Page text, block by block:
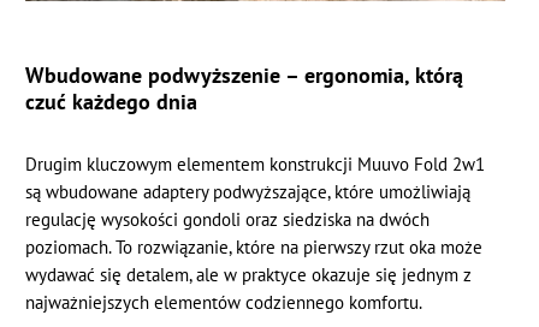
Wbudowane podwyższenie – ergonomia, którą
czuć każdego dnia
Drugim kluczowym elementem konstrukcji Muuvo Fold 2w1
są wbudowane adaptery podwyższające, które umożliwiają
regulację wysokości gondoli oraz siedziska na dwóch
poziomach. To rozwiązanie, które na pierwszy rzut oka może
wydawać się detalem, ale w praktyce okazuje się jednym z
najważniejszych elementów codziennego komfortu.